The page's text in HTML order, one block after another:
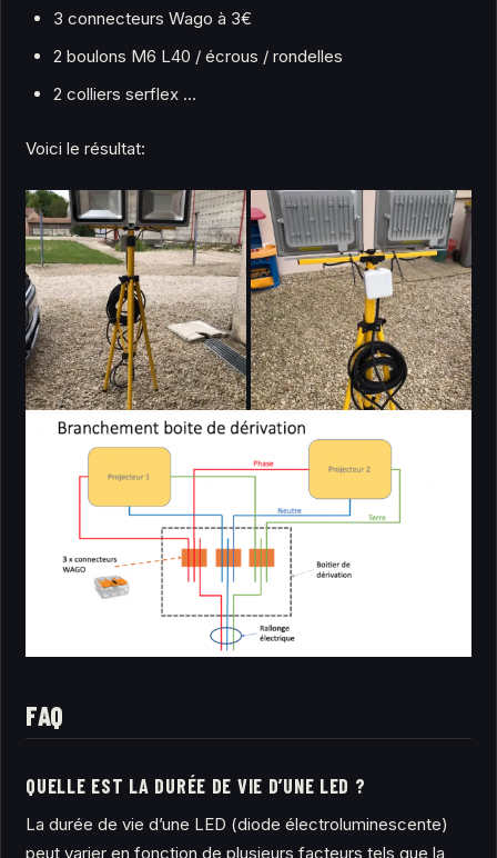
3 connecteurs Wago à 3€
2 boulons M6 L40 / écrous / rondelles
2 colliers serflex …
Voici le résultat:
FAQ
QUELLE EST LA DURÉE DE VIE D’UNE LED ?
La durée de vie d’une LED (diode électroluminescente)
peut varier en fonction de plusieurs facteurs tels que la